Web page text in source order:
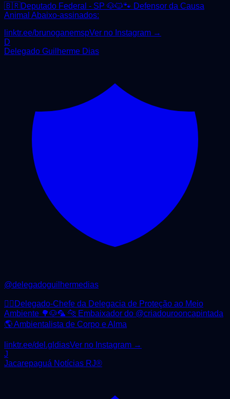
🇧🇷Deputado Federal - SP 🐶🐱🐾 Defensor da Causa
Animal Abaixo-assinados:
linktr.ee/brunoganemspVer no Instagram →
D
Delegado Guilherme Dias
@delegadoguilhermedias
🕵️‍♂️Delegado-Chefe da Delegacia de Proteção ao Meio
Ambiente 🌳🐶🦜 🐆 Embaixador do @criadourooncapintada
🌎 Ambientalista de Corpo e Alma
linktr.ee/del.gldiasVer no Instagram →
J
Jacarepaguá Notícias RJ®